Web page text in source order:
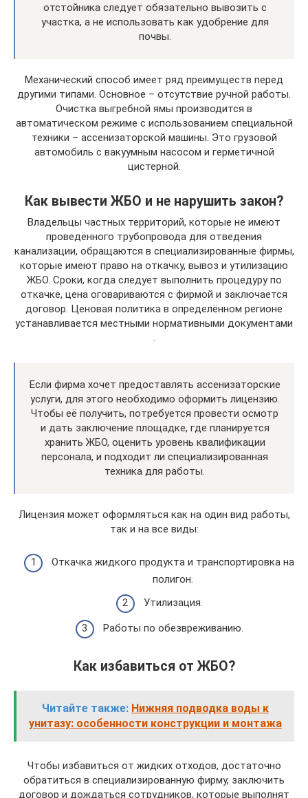
отстойника следует обязательно вывозить с
участка, а не использовать как удобрение для
почвы.
Механический способ имеет ряд преимуществ перед
другими типами. Основное – отсутствие ручной работы.
Очистка выгребной ямы производится в
автоматическом режиме с использованием специальной
техники – ассенизаторской машины. Это грузовой
автомобиль с вакуумным насосом и герметичной
цистерной.
Как вывести ЖБО и не нарушить закон?
Владельцы частных территорий, которые не имеют
проведённого трубопровода для отведения
канализации, обращаются в специализированные фирмы,
которые имеют право на откачку, вывоз и утилизацию
ЖБО. Сроки, когда следует выполнить процедуру по
откачке, цена оговариваются с фирмой и заключается
договор. Ценовая политика в определённом регионе
устанавливается местными нормативными документами
.
Если фирма хочет предоставлять ассенизаторские
услуги, для этого необходимо оформить лицензию.
Чтобы её получить, потребуется провести осмотр
и дать заключение площадке, где планируется
хранить ЖБО, оценить уровень квалификации
персонала, и подходит ли специализированная
техника для работы.
Лицензия может оформляться как на один вид работы,
так и на все виды:
Откачка жидкого продукта и транспортировка на
полигон.
Утилизация.
Работы по обезвреживанию.
Как избавиться от ЖБО?
Читайте также: Нижняя подводка воды к
унитазу: особенности конструкции и монтажа
Чтобы избавиться от жидких отходов, достаточно
обратиться в специализированную фирму, заключить
договор и дождаться сотрудников, которые выполнят